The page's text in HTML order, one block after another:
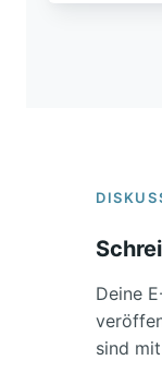
Deine
sind mit